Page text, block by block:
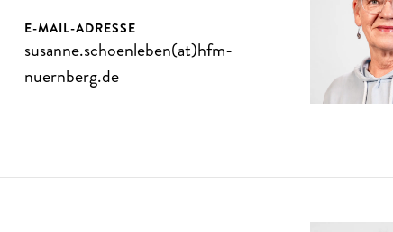
E-MAIL-ADRESSE
susanne.schoenleben(at)hfm-
nuernberg.de